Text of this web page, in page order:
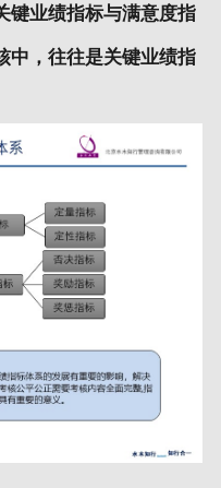
键业绩指标与满意度指
中，往往是关键业绩指